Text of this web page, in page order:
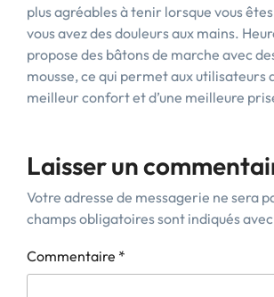
plus agréables à tenir lorsque vous
vous avez des douleurs aux mains.
propose des bâtons de marche avec
mousse, ce qui permet aux utilisateurs
meilleur confort et d’une meilleure
Laisser un
Votre adresse de messagerie ne sera
champs obligatoires sont indiqués avec
Commentaire *